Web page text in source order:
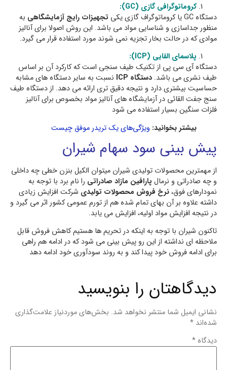
كروماتوگرافي گازي (GC):
دستگاه GC یا کروماتوگراف گازی یکی
تجهیزات رایج آزمایشگاهی به
منظور جداسازی و شناسایی مواد می باشد. این روش اصولا برای آنالیز
موادی که در حالت بخار تجزیه نمی شوند مورد استفاده قرار می گیرد.
پلاسماي القايي (ICP):
دستگاه آی سی پی از تکنیک طیف سنجی است که کارکرد آن بر اساس
طیف نشری می باشد. دستگاه ICP
نسبت به سایر دستگاه های مشابه
حساسیت بیشتری دارد و نتیجه دقیق تری ارائه می دهد. از دستگاه طیف
سنج جفت القائی در آزمایشگاه های آنالیز مواد بخصوص برای آنالیز
فلزات سنگین بسیار استفاده می شود
بیشتر بخوانید: ویژگی‌های یک تریدر موفق چیست
پیش بینی سود سهام شیران
از مهمترین محصولات تولیدی شیران میتوان الکیل بنزن خطی چه داخلی
و چه صادراتی و نرمال پارافین مازاد صادراتی را نام برد با توجه به
نمودارهای فوق،نرخ فروش محصولات تولیدی شرکت افزایش زیادی
داشته علاوه بر آن بهای تمام شده هم از تورم عمومی کشور اثر می گیرد و
در نتیجه افزایش مواد اولیه، افزایش می یابد.
تاکنون شیران با توجه به اینکه در تحریم ها هستیم کاهش فروش قابل
ملاحظه ای نداشته از این رو پیش بینی می شود که در ادامه هم راهی
برای ادامه فروش خود پیدا کند و به روند سودآوری خود ادامه دهد
دیدگاهتان را بنویسید
نشانی ایمیل شما منتشر نخواهد شد. بخش‌های موردنیاز علامت‌گذاری
شده‌اند *
دیدگاه *